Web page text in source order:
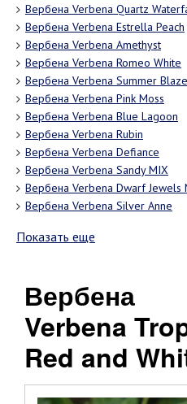
Вербена Verbena Quartz
Вербена Verbena Estrella Peach
Вербена Verbena Amethyst
Вербена Verbena Romeo White
Вербена Verbena Summer Blaze
Вербена Verbena Pink Moss
Вербена Verbena Blue Lagoon
Вербена Verbena Rubin
Вербена Verbena Defiance
Вербена Verbena Sandy MIX
Вербена Verbena Dwarf Jewels
Вербена Verbena Silver Anne
Показать еще
Вербена
Verbena
Red and